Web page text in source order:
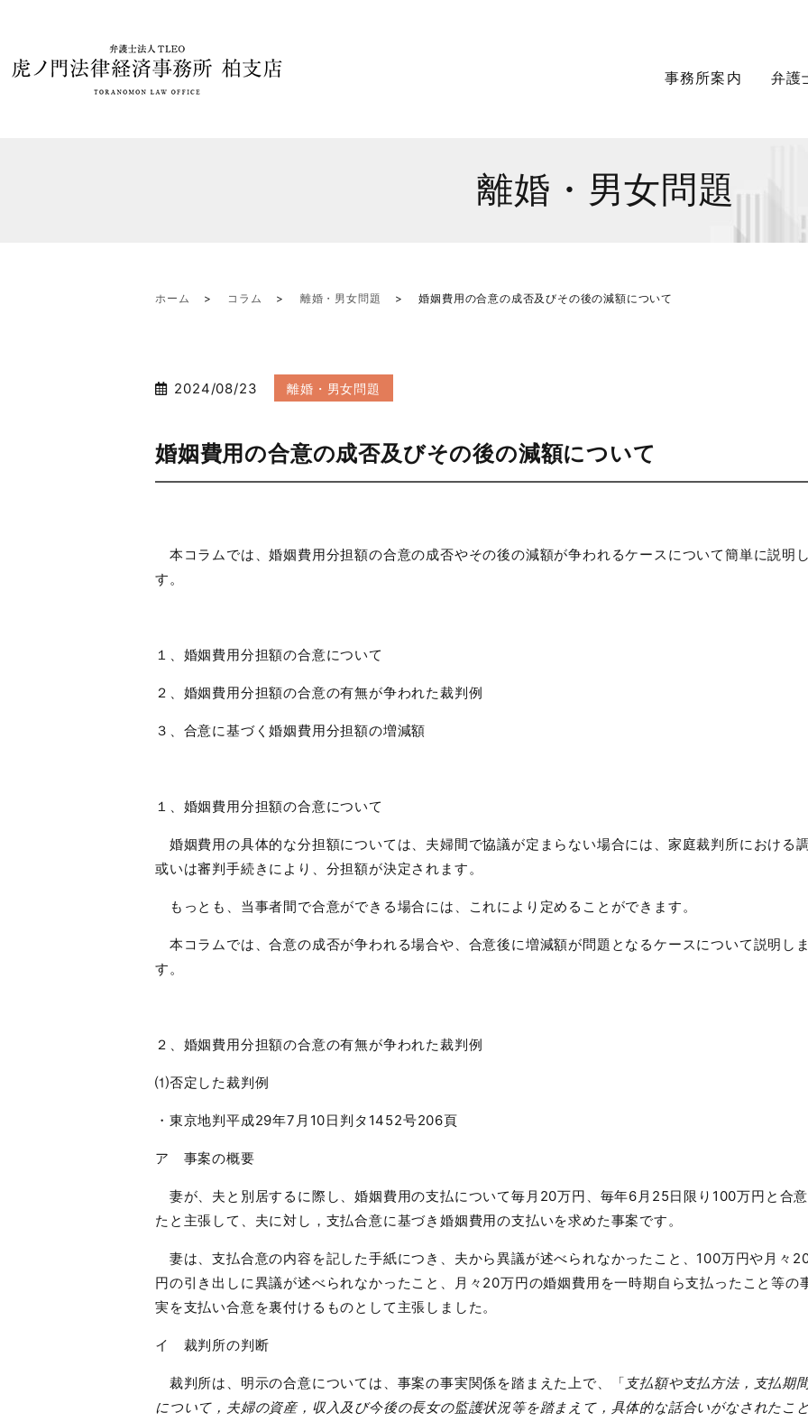
事務所案内 弁護
離婚・男女問題
ホーム コラム 離婚・男女問題 婚姻費用の合意の成否及びその後の減額について
2024/08/23 離婚・男女問題
婚姻費用の合意の成否及びその後の減額について
本コラムでは、婚姻費用分担額の合意の成否やその後の減額が争われるケースについて簡単に説明
す。
１、婚姻費用分担額の合意について
２、婚姻費用分担額の合意の有無が争われた裁判例
３、合意に基づく婚姻費用分担額の増減額
１、婚姻費用分担額の合意について
婚姻費用の具体的な分担額については、夫婦間で協議が定まらない場合には、家庭裁判所における
或いは審判手続きにより、分担額が決定されます。
もっとも、当事者間で合意ができる場合には、これにより定めることができます。
本コラムでは、合意の成否が争われる場合や、合意後に増減額が問題となるケースについて説明しま
す。
２、婚姻費用分担額の合意の有無が争われた裁判例
⑴否定した裁判例
・東京地判平成29年7 月 10日判タ 1452号206頁
ア 事案の概要
妻が、夫と別居するに際し、婚姻費用の支払について毎月 20万円、毎年6月 25日限り 100万円と合
たと主張して、夫に対し，支払合意に基づき婚姻費用の支払いを求めた事案です。
妻は、支払合意の内容を記した手紙につき、夫から異議が述べられなかったこと、 100万円や月々
円の引き出しに異議が述べられなかったこと、月々 20万円の婚姻費用を一時期自ら支払ったこと等の
実を支払い合意を裏付けるものとして主張しました。
イ 裁判所の判断
裁判所は、明示の合意については、事案の事実関係を踏まえた上で、「 支払額や支払方法，支払期
について，夫婦の資産，収入及び今後の長女の監護状況等を踏まえて，具体的な話合いがなされたこと